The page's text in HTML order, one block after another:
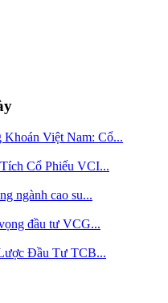
Việt Nam: Cổ...
Cổ Phiếu VCI...
ngành cao su...
đầu tư VCG...
Đầu Tư TCB...